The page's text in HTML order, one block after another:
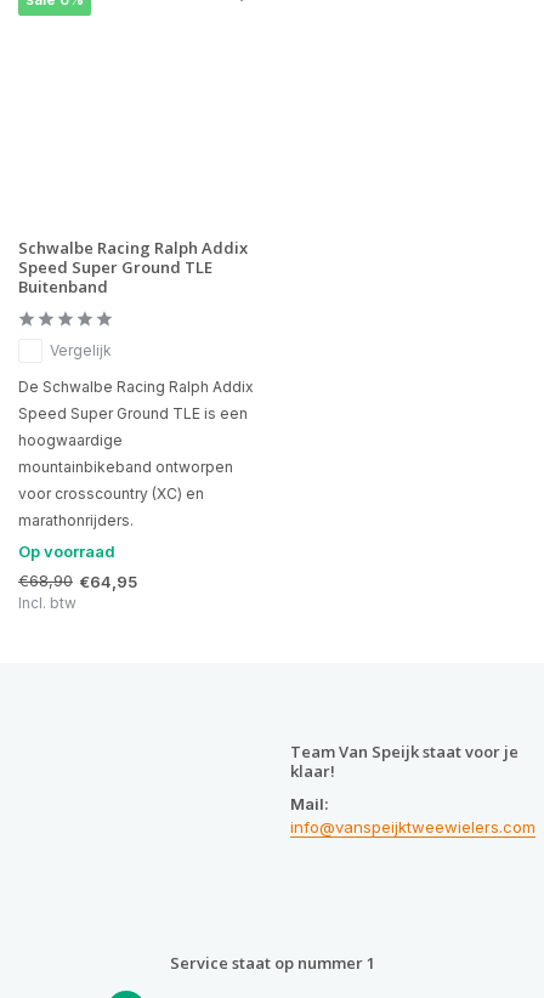
Schwalbe Racing Ralph Addix
Speed Super Ground TLE
Buitenband
Vergelijk
De Schwalbe Racing Ralph Addix
Speed Super Ground TLE is een
hoogwaardige
mountainbikeband ontworpen
voor crosscountry (XC) en
marathonrijders.
Op voorraad
€68,90 €64,95
Incl. btw
Team Van Speijk staat voor je
klaar!
Mail:
info@vanspeijktweewielers.com
Service staat op nummer 1